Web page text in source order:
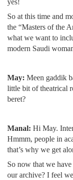
yes!
So at this time and
the “Masters of the
what we want to
modern Saudi
May: Meen gaddik
little bit of theatrical
beret?
Manal: Hi May.
Hmmm, people in
that’s why we get
So now that we
our archive? I feel